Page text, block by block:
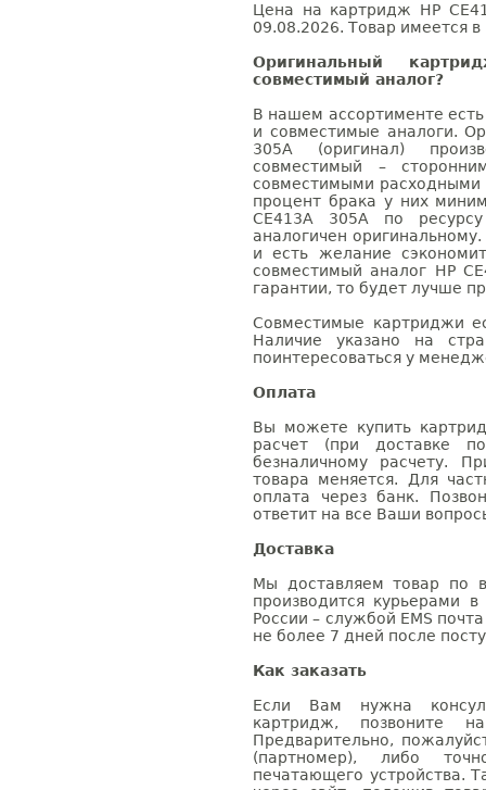
Цена на картридж HP
09.08.2026. Товар имеется в
Оригинальный
совместимый аналог?
В нашем ассортименте
и совместимые аналоги.
305A (оригинал)
совместимый –
совместимыми расходными
процент брака у них
CE413A 305A по
аналогичен
и есть желание
совместимый аналог HP
гарантии, то будет лучше
Совместимые картриджи
Наличие указано на
поинтересоваться у
Оплата
Вы можете купить
расчет (при доставке
безналичному расчету.
товара меняется. Для
оплата через банк.
ответит на все Ваши
Доставка
Мы доставляем товар по
производится курьерами
России – службой EMS
не более 7 дней после
Как заказать
Если Вам нужна
картридж, позвоните
Предварительно,
(партномер), либо
печатающего устройства.